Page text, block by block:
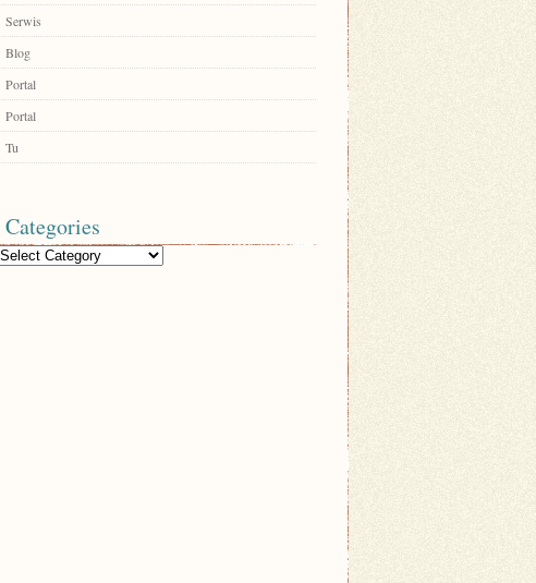
Serwis
Blog
Portal
Portal
Tu
Categories
Categories